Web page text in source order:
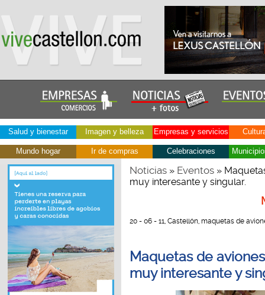
Salud y bienestar Imagen y belleza Empresas y servicios
Mundo hogar Ir de compras Celebraciones
Noticias» Eventos»
muy interesante y singular.
20 - 06 - 11, Castellón, maquetas de
Maquetas de
muy interesante y